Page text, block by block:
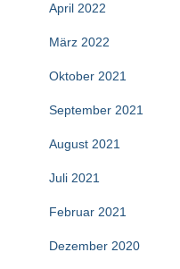
April 2022
März 2022
Oktober 2021
September 2021
August 2021
Juli 2021
Februar 2021
Dezember 2020